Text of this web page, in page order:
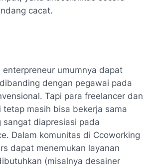
cacat.
enterpreneur umumnya dapat
dengan pegawai pada
Tapi para freelancer dan
tetap masih bisa bekerja sama
sangat diapresiasi pada
Dalam komunitas di Ccoworking
dapat menemukan layanan
(misalnya desainer